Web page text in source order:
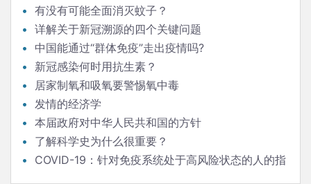
有没有可能全面消灭蚊子？
详解关于新冠溯源的四个关键问题
中国能通过“群体免疫”走出疫情吗?
新冠感染何时用抗生素？
居家制氧和吸氧要警惕氧中毒
发情的经济学
本届政府对中华人民共和国的方针
了解科学史为什么很重要？
COVID-19：针对免疫系统处于高风险状态的人的指